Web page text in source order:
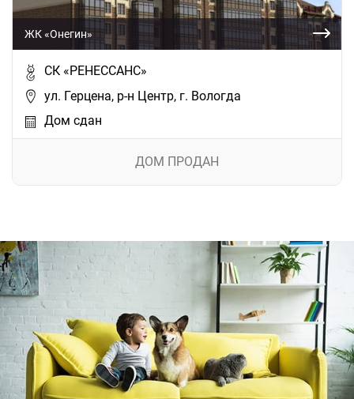
ЖК «Онегин»
СК «РЕНЕССАНС»
ул. Герцена, р-н Центр, г. Вологда
Дом сдан
ДОМ ПРОДАН